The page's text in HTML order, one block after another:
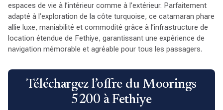
espaces de vie à l’intérieur comme à l’extérieur. Parfaitement
adapté à l’exploration de la côte turquoise, ce catamaran phare
allie luxe, maniabilité et commodité grâce à l’infrastructure de
location étendue de Fethiye, garantissant une expérience de
navigation mémorable et agréable pour tous les passagers.
Téléchargez l’offre du Moorings
5200 à Fethiye